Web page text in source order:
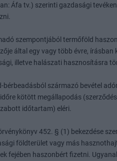
Áfa tv.) szerinti gazdasági
szempontjából termőföld
által egy vagy több évre,
illetve halászati hasznosításra
bérbeadásból származó bevétel
kötött megállapodás
időtartam) eléri.
452. § (1) bekezdése
földterület vagy más
fejében haszonbért fizetni.